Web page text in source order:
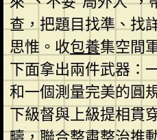
查，把題目找準、找
思惟。收包養集空間
下面拿出兩件武器：
和一個測量完美的圓
下級督與上級提相貫